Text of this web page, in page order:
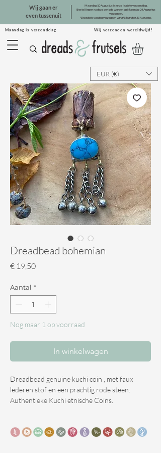
Maandag is verzenddag Wij verzenden wereldwijd!
Wij gaan er
even tussenuit
Maandag 10 Augustus is onze laatste verzenddag.
Bestellingen na deze periode worden op Maandag 24 Augustus
verzonden.
*Dreadsets worden verzonden vanaf Maandag 31 Augustus.
EUR (€)
Dreadbead bohemian
€ 19,50Prijs
Aantal *
Nog maar 1 op voorraad
In winkelwagen
Dreadbead genuine kuchi coin , met faux
lederen stof en een prachtig rode steen.
Authentieke Kuchi etnische Coins.
Afghaanse grensgebied waar deze nomadische